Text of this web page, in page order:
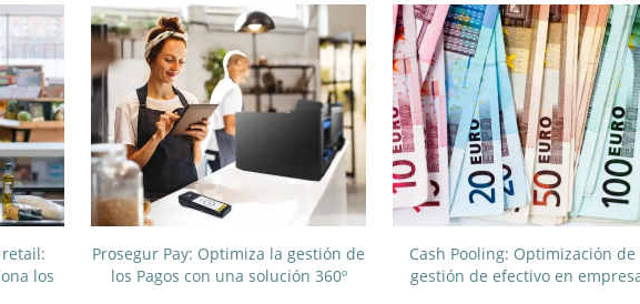
los
Prosegur Pay: Optimiza la gestión de
los Pagos con una solución 360º
Cash Pooling: Optimización de
gestión de efectivo en